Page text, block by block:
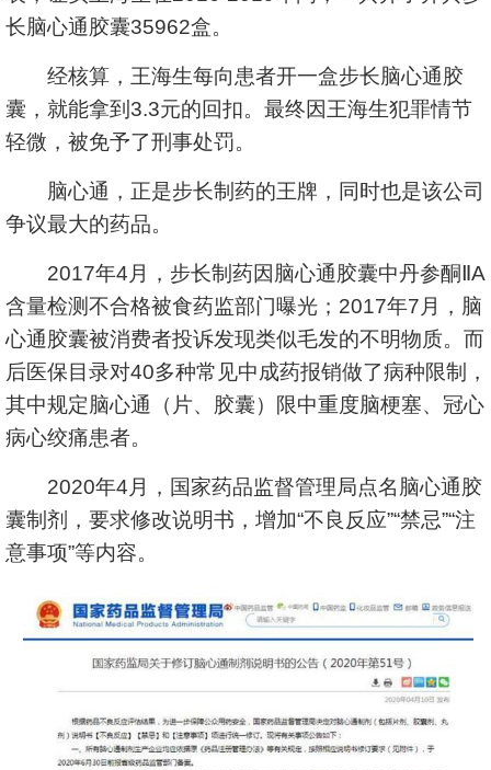
长脑心通胶囊35962盒。
经核算，王海生每向患者开一盒步长脑心通胶
囊，就能拿到3.3元的回扣。最终因王海生犯罪情节
轻微，被免予了刑事处罚。
脑心通，正是步长制药的王牌，同时也是该公司
争议最大的药品。
2017年4月，步长制药因脑心通胶囊中丹参酮ⅡA
含量检测不合格被食药监部门曝光；2017年7月，脑
心通胶囊被消费者投诉发现类似毛发的不明物质。而
后医保目录对40多种常见中成药报销做了病种限制，
其中规定脑心通（片、胶囊）限中重度脑梗塞、冠心
病心绞痛患者。
2020年4月，国家药品监督管理局点名脑心通胶
囊制剂，要求修改说明书，增加“不良反应”“禁忌”“注
意事项”等内容。